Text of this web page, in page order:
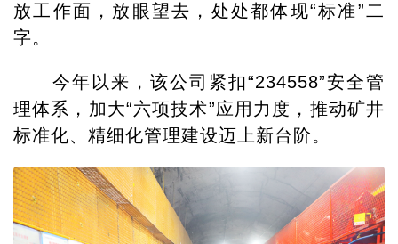
放工作面，放眼望去，处处都体现“标准”二
字。
今年以来，该公司紧扣“234558”安全管
理体系，加大“六项技术”应用力度，推动矿井
标准化、精细化管理建设迈上新台阶。